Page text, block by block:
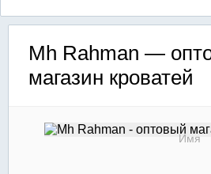
Mh Rahman —
магазин кроватей
Имя